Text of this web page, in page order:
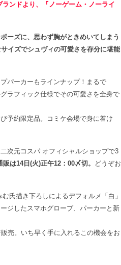
ンドより、『ノーゲーム・ノーライ
ーズに、思わず胸がときめいてしまう
イズでシュヴィの可愛さを存分に堪能
パーカーもラインナップ！まるで
ラフィック仕様でその可愛さを全身で
予約限定品。コミケ会場で身に着け
次元コスパ オフィシャルショップで3
は14日(火)正午12：00〆切。
どうぞお
氏描き下ろしによるデフォルメ「白」
ジしたスマホグローブ、パーカーと新
売。いち早く手に入れるこの機会をお